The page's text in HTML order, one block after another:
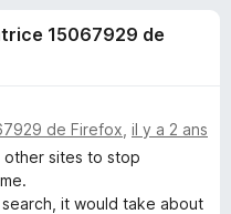
15067929 de
de Firefox il y a 2 ans
other sites to stop
it would take about